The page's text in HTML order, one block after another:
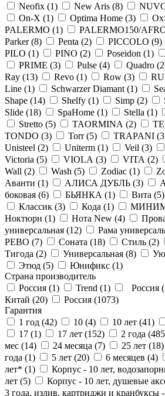
Neofix (1) New Aris (8)
On-X (1) Optima Home (3)
PALERMO (1) PALERMO150/
Parker (8) Penta (2) PICCOLO (9)
PILO (1) PINO (2) Poseidon (1)
PRIME (3) Pulse (4) Quadro (2
Ray (13) Revo (1) Row (3)
Line (1) Schwarzer Diamant (1)
Shape (14) Shelfy (1) Simp (2)
Slide (18) SpaHome (1) Stella (1)
Stretto (5) TAORMINA (2)
TONDO (3) Torr (5) TRAPANI (3
Unisteel (2) Uniterm (1) Veil (3)
Victoria (5) VIOLA (3) VITA (2)
Wall (2) Wash (5) Zodiac (1)
Аванти (1) АЛИСА ДУБЛЬ (3)
боковая (6) БЬЯНКА (1) Вита (5)
Классик (3) Кода (1)
Ноктюрн (1) Нота New (4)
универсальная (12) Рама
РЕВО (7) Соната (18) Стиль (2)
Тигода (2) Универсальная (8)
Этюд (5) Юнификс (1)
Страна производитель
Россия (1) Trend (1) Россия (
Китай (20) Россия (1073)
Гарантия
1 год (42) 10 (4) 10 лет (41)
17 (1) 17 лет (152) 2 года (485
мес (14) 24 месяца (7) 25 лет (18)
года (1) 5 лет (20) 6 месяцев (4)
лет* (1)
Корпус - 10 лет,
лет (5)
Корпус - 10 лет, душевые
3 года, излив, картриджи и кранбуксы